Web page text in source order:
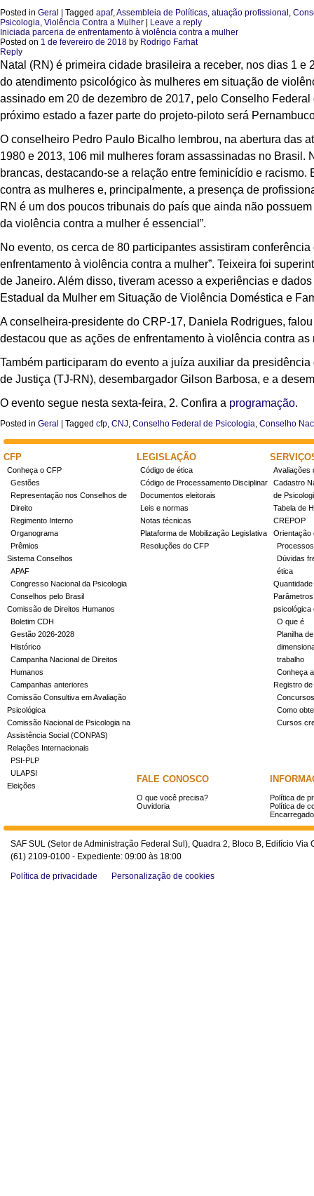
Posted in Geral Tagged apaf,Assembleia de Políticas, atuação profissional ,
Psicologia, Violência Contra a Mulher
Leave a reply
Iniciada parceria de enfrentamento à violência contra a mulher
Posted on 1 de fevereiro de 2018 by Rodrigo Farhat
Reply
Natal (RN) é primeira cidade brasileira a receber, nos dias 1
do atendimento psicológico às mulheres em situação de
assinado em 20 de dezembro de 2017, pelo Conselho
próximo estado a fazer parte do projeto-piloto será
O conselheiro Pedro Paulo Bicalho lembrou, na abertura das
1980 e 2013, 106 mil mulheres foram assassinadas no
brancas, destacando-se a relação entre feminicídio e
contra as mulheres e, principalmente, a presença de
RN é um dos poucos tribunais do país que ainda não
da violência contra a mulher é essencial”.
No evento, os cerca de 80 participantes assistiram
enfrentamento à violência contra a mulher”. Teixeira foi
de Janeiro. Além disso, tiveram acesso a experiências e
Estadual da Mulher em Situação de Violência Doméstica e
A conselheira-presidente do CRP-17, Daniela Rodrigues,
destacou que as ações de enfrentamento à violência contra
Também participaram do evento a juíza auxiliar da
de Justiça (TJ-RN), desembargador Gilson Barbosa, e a
O evento segue nesta sexta-feira, 2. Confira a programação.
Posted in Geral Tagged cfp, CNJ, Conselho Federal de Psicologia, Conselho
CFP
Conheça o CFP
Gestões
Representação nos Conselhos de
Direito
Regimento Interno
Organograma
Prêmios
Sistema Conselhos
APAF
Congresso Nacional da Psicologia
Conselhos pelo Brasil
Comissão de Direitos Humanos
Boletim CDH
Gestão 2026-2028
Histórico
Campanha Nacional de Direitos
Humanos
Campanhas anteriores
Comissão Consultiva em Avaliação
Psicológica
Comissão Nacional de Psicologia na
Assistência Social (CONPAS)
Relações Internacionais
PSI-PLP
ULAPSI
Eleições
LEGISLAÇÃO
Código de ética
Código de Processamento Disciplinar
Documentos eleitorais
Leis e normas
Notas técnicas
Plataforma de Mobilização Legislativa
Resoluções do CFP
Avaliações
Cadastro
de
Tabela de
CREPOP
Orientação
Dúvidas
ética
psicológica
O que é
Planilha
trabalho
Conheça
Registro
Concursos
Como
Cursos
FALE CONOSCO
O que você precisa?
Ouvidoria
Política de
Política de
SAF SUL (Setor de Administração Federal Sul), Quadra 2, Bloco B, Edifício
(61) 2109-0100 - Expediente: 09:00 às 18:00
Política de privacidade
Personalização de cookies